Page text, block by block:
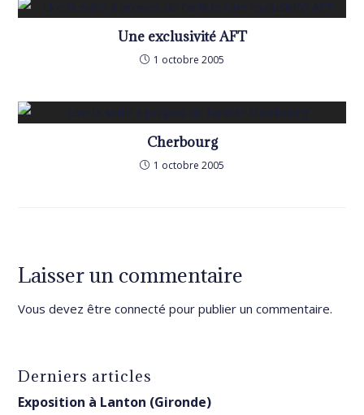
Une exclusivité AFT
1 octobre 2005
Cherbourg
1 octobre 2005
Laisser un commentaire
Vous devez êtreconnecté pour publier un commentaire.
Derniers articles
Exposition à Lanton (Gironde)